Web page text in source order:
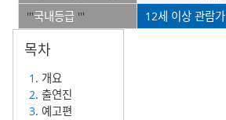
'''국내등급 ''' 12세 이상 관람가
1 . 개요
2. 출연진
3. 예고편